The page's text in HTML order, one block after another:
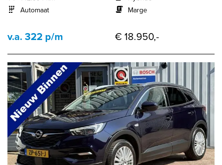
Automaat
Marge
v.a. 322 p/m € 18.950,-